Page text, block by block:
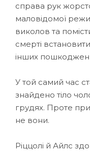
справа рук
маловідомої
виколов та
смерті
інших
У той самий час
знайдено тіло
грудях. Проте
не вони.
Ріццолі й Айлс